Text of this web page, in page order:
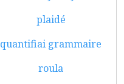
plaidé
quantifiai grammaire
roula